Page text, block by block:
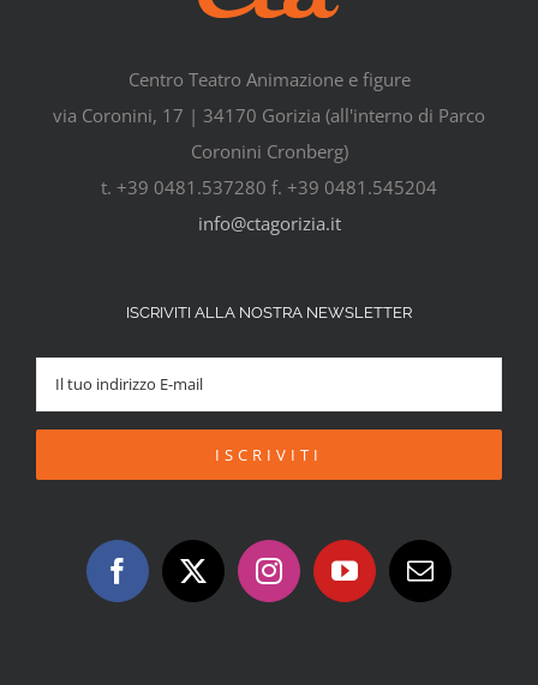
Centro Teatro Animazione e figure
via Coronini, 17 | 34170 Gorizia (all'interno di Parco
Coronini Cronberg)
t. +39 0481.537280 f. +39 0481.545204
info@ctagorizia.it
ISCRIVITI ALLA NOSTRA NEWSLETTER